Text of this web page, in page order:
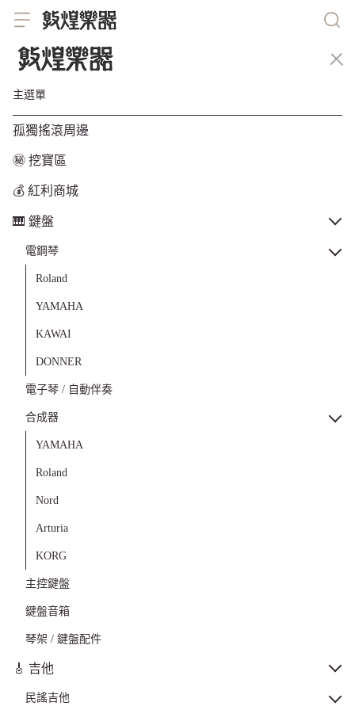
主選單
孤獨搖滾周邊
㊙️ 挖寶區
💰 紅利商城
🎹 鍵盤
電鋼琴
Roland
YAMAHA
KAWAI
DONNER
電子琴 / 自動伴奏
合成器
YAMAHA
Roland
Nord
Arturia
KORG
主控鍵盤
鍵盤音箱
琴架 / 鍵盤配件
🎸 吉他
民謠吉他